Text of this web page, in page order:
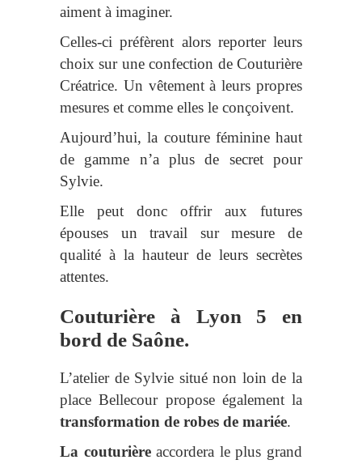
aiment à imaginer.
Celles-ci préfèrent alors reporter leurs
choix sur une confection de Couturière
Créatrice. Un vêtement à leurs propres
mesures et comme elles le conçoivent.
Aujourd’hui, la couture féminine haut
de gamme n’a plus de secret pour
Sylvie.
Elle peut donc offrir aux futures
épouses un travail sur mesure de
qualité à la hauteur de leurs secrètes
attentes.
Couturière à Lyon 5 en
bord de Saône.
L’atelier de Sylvie situé non loin de la
place Bellecour propose également la
transformation de robes de mariée.
La couturièreaccordera le plus grand